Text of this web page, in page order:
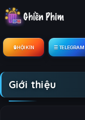
🔒︎ HỘI KÍN ☰ TELEGRAM
Giới thiệu